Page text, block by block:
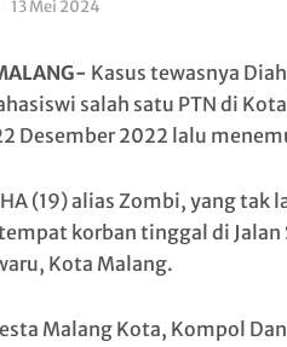
13 Mei 2024
Kasus tewasnya
salah satu PTN di
Desember 2022 lalu
(19) alias Zombi, yang tak
korban tinggal di Jalan
Kota Malang.
Malang Kota, Kompol